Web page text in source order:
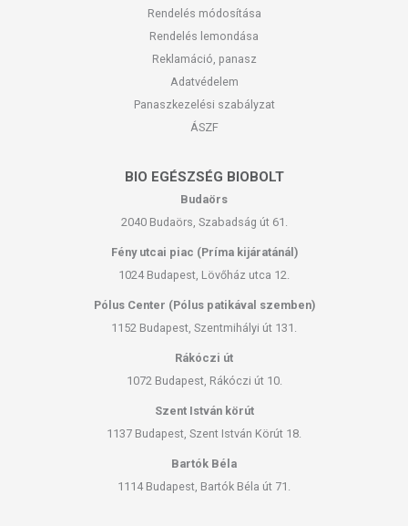
Rendelés módosítása
Rendelés lemondása
Reklamáció, panasz
Adatvédelem
Panaszkezelési szabályzat
ÁSZF
BIO EGÉSZSÉG BIOBOLT
Budaörs
2040 Budaörs, Szabadság út 61.
Fény utcai piac (Príma kijáratánál)
1024 Budapest, Lövőház utca 12.
Pólus Center (Pólus patikával szemben)
1152 Budapest, Szentmihályi út 131.
Rákóczi út
1072 Budapest, Rákóczi út 10.
Szent István körút
1137 Budapest, Szent István Körút 18.
Bartók Béla
1114 Budapest, Bartók Béla út 71.